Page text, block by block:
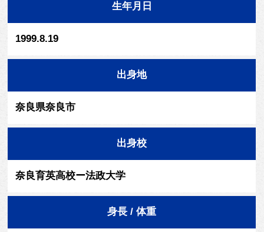
生年月日
1999.8.19
出身地
奈良県奈良市
出身校
奈良育英高校ー法政大学
身長 / 体重